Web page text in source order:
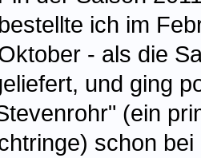
ich im
- als die
und ging
(ein
schon